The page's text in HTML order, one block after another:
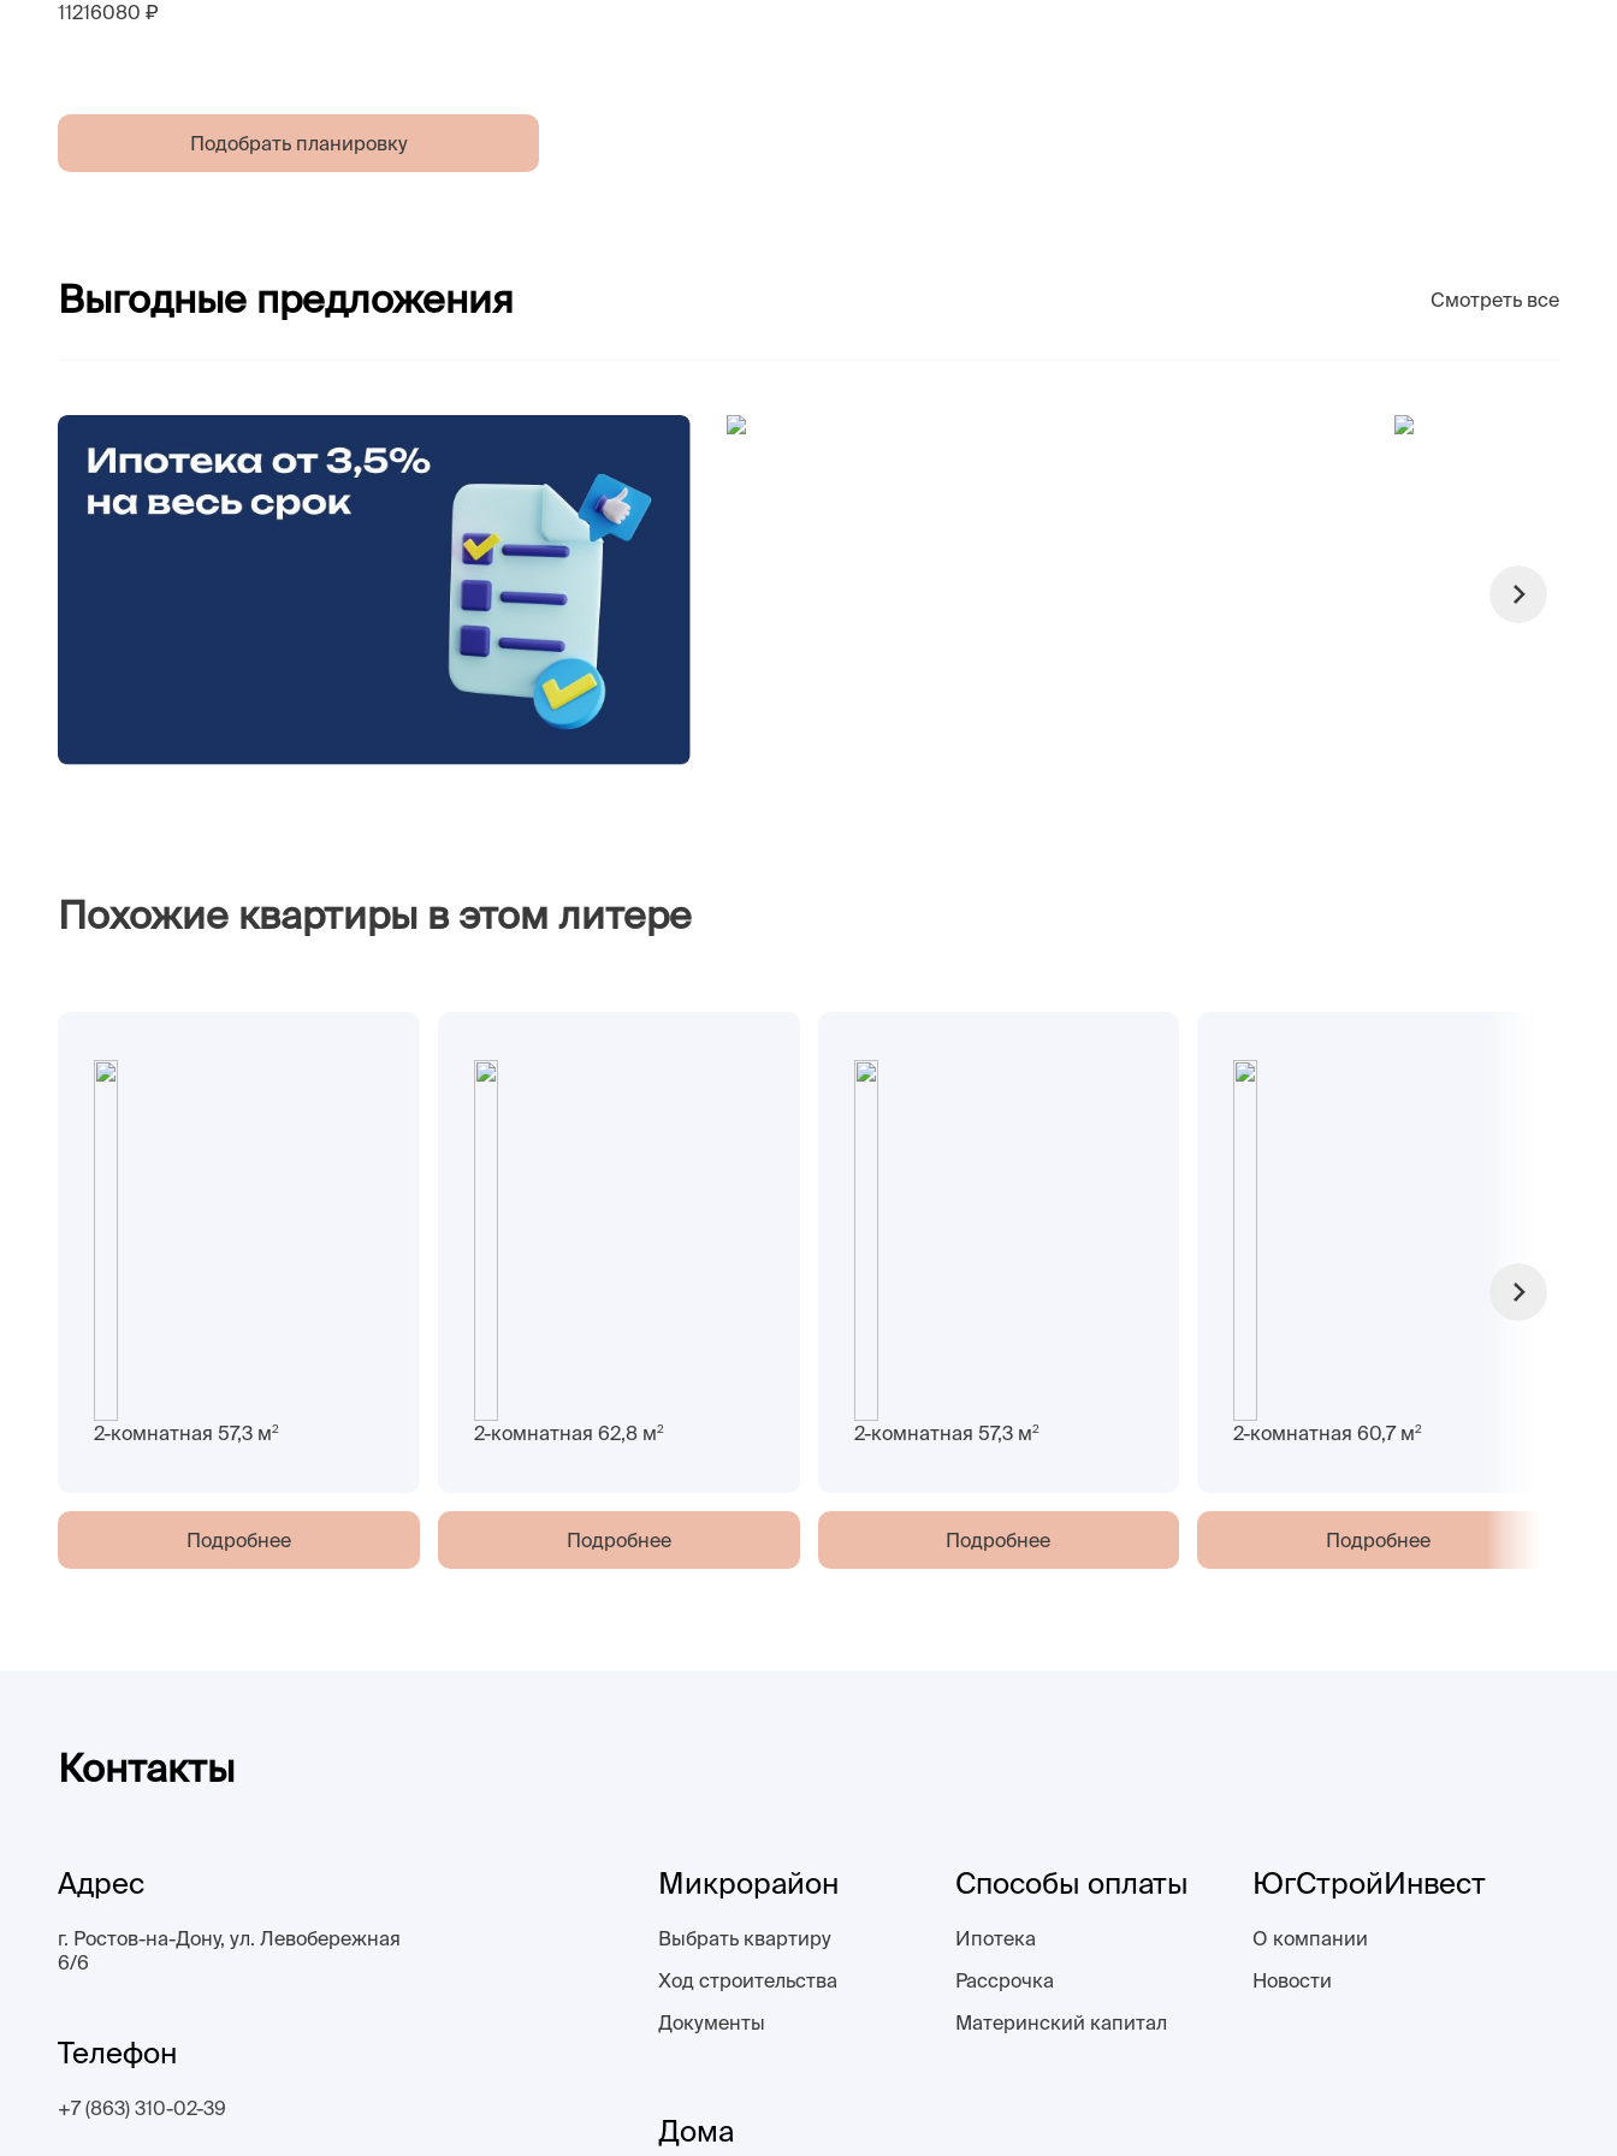
11216080 ₽
Подобрать планировку
Выгодные предложения Смотреть все
Похожие квартиры в этом литере
2-комнатная 57,3 м2
Подробнее
2-комнатная 62,8 м2
Подробнее
2-комнатная 57,3 м2
Подробнее
2-комнатная 60,7 м2
Подробнее
Контакты
Адрес
г. Ростов-на-Дону, ул. Левобережная
6/6
Телефон
+7 (863) 310-02-39
Микрорайон
Выбрать квартиру
Ход строительства
Документы
Способы оплаты
Ипотека
Рассрочка
Материнский капитал
ЮгСтройИнвест
О компании
Новости
Дома